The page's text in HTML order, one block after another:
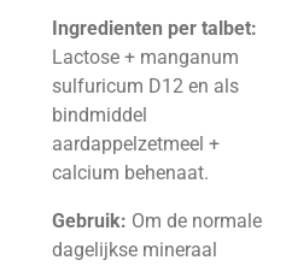
Ingredienten per talbet:
Lactose + manganum
sulfuricum D12 en als
bindmiddel
aardappelzetmeel +
calcium behenaat.
Gebruik: Om de normale
dagelijkse mineraal